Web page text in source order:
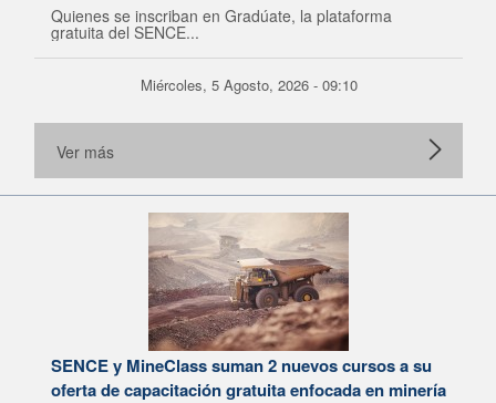
Quienes se inscriban en Gradúate, la plataforma
gratuita del SENCE...
Miércoles, 5 Agosto, 2026 - 09:10
Ver más
SENCE y MineClass suman 2 nuevos cursos a su
oferta de capacitación gratuita enfocada en minería